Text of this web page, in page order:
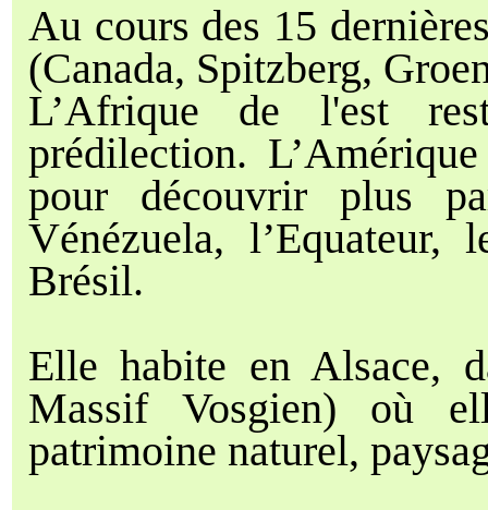
Au cours des 15
(Canada, Spitzberg,
L’Afrique de l'est
prédilection.
pour découvrir plus
Vénézuela,
Brésil.
Elle habite en Alsace,
Massif Vosgien) où
patrimoine naturel,